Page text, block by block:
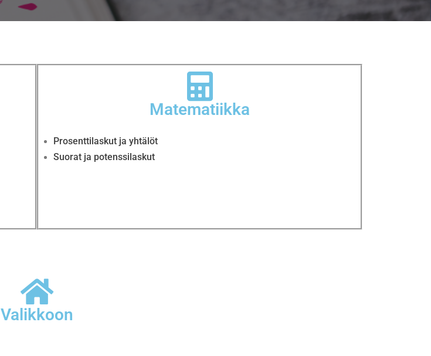
Matematiikka
Prosenttilaskut ja yhtälöt
Suorat ja potenssilaskut
Valikkoon